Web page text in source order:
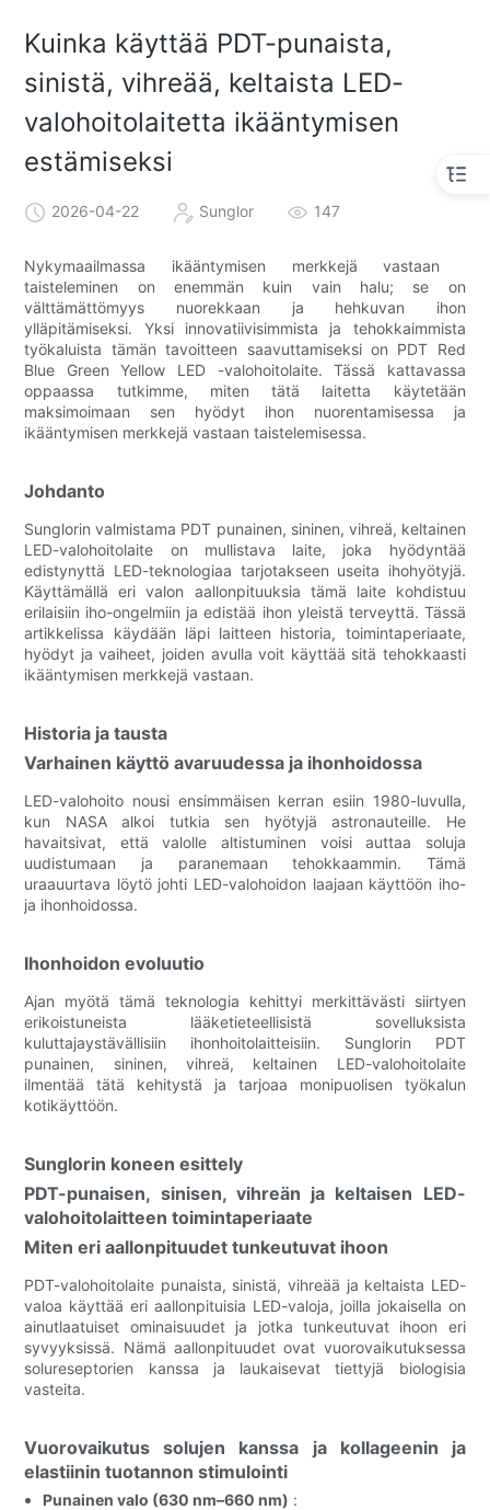
Kuinka käyttää PDT-punaista,
sinistä, vihreää, keltaista LED-
valohoitolaitetta ikääntymisen
estämiseksi
2026-04-22 Sunglor 147
Nykymaailmassa ikääntymisen merkkejä vastaan ​​
taisteleminen on enemmän kuin vain halu; se on
välttämättömyys nuorekkaan ja hehkuvan ihon
ylläpitämiseksi. Yksi innovatiivisimmista ja tehokkaimmista
työkaluista tämän tavoitteen saavuttamiseksi on PDT Red
Blue Green Yellow LED -valohoitolaite. Tässä kattavassa
oppaassa tutkimme, miten tätä laitetta käytetään
maksimoimaan sen hyödyt ihon nuorentamisessa ja
ikääntymisen merkkejä vastaan ​​taistelemisessa.
Johdanto
Sunglorin valmistama PDT punainen, sininen, vihreä, keltainen
LED-valohoitolaite on mullistava laite, joka hyödyntää
edistynyttä LED-teknologiaa tarjotakseen useita ihohyötyjä.
Käyttämällä eri valon aallonpituuksia tämä laite kohdistuu
erilaisiin iho-ongelmiin ja edistää ihon yleistä terveyttä. Tässä
artikkelissa käydään läpi laitteen historia, toimintaperiaate,
hyödyt ja vaiheet, joiden avulla voit käyttää sitä tehokkaasti
ikääntymisen merkkejä vastaan.
Historia ja tausta
Varhainen käyttö avaruudessa ja ihonhoidossa
LED-valohoito nousi ensimmäisen kerran esiin 1980-luvulla,
kun NASA alkoi tutkia sen hyötyjä astronauteille. He
havaitsivat, että valolle altistuminen voisi auttaa soluja
uudistumaan ja paranemaan tehokkaammin. Tämä
uraauurtava löytö johti LED-valohoidon laajaan käyttöön iho-
ja ihonhoidossa.
Ihonhoidon evoluutio
Ajan myötä tämä teknologia kehittyi merkittävästi siirtyen
erikoistuneista lääketieteellisistä sovelluksista
kuluttajaystävällisiin ihonhoitolaitteisiin. Sunglorin PDT
punainen, sininen, vihreä, keltainen LED-valohoitolaite
ilmentää tätä kehitystä ja tarjoaa monipuolisen työkalun
kotikäyttöön.
Sunglorin koneen esittely
PDT-punaisen, sinisen, vihreän ja keltaisen LED-
valohoitolaitteen toimintaperiaate
Miten eri aallonpituudet tunkeutuvat ihoon
PDT-valohoitolaite punaista, sinistä, vihreää ja keltaista LED-
valoa käyttää eri aallonpituisia LED-valoja, joilla jokaisella on
ainutlaatuiset ominaisuudet ja jotka tunkeutuvat ihoon eri
syvyyksissä. Nämä aallonpituudet ovat vuorovaikutuksessa
solureseptorien kanssa ja laukaisevat tiettyjä biologisia
vasteita.
Vuorovaikutus solujen kanssa ja kollageenin ja
elastiinin tuotannon stimulointi
Punainen valo (630 nm–660 nm) :